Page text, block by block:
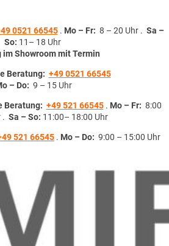
0521 66545. Mo – Fr: 8 – 20 Uhr . Sa –
So: 11– 18 Uhr
im Showroom mit Termin
Beratung: +49 0521 66545
– Do: 9 – 15 Uhr
Beratung: +49 521 66545. Mo – Fr: 8:00
. Sa – So: 11:00– 18:00 Uhr
521 66545 . Mo – Do: 9:00 – 15:00 Uhr